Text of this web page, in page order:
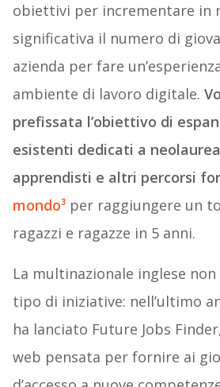
obiettivi per incrementare in
significativa il numero di
azienda per fare
ambiente di lavoro digitale.
prefissata l’obiettivo di
esistenti dedicati a
apprendisti e altri percorsi
mondo³per raggiungere un
ragazzi e ragazze in 5 anni.
La multinazionale inglese
tipo di iniziative: nell’ultimo
ha lanciato Future Jobs
web pensata per fornire ai